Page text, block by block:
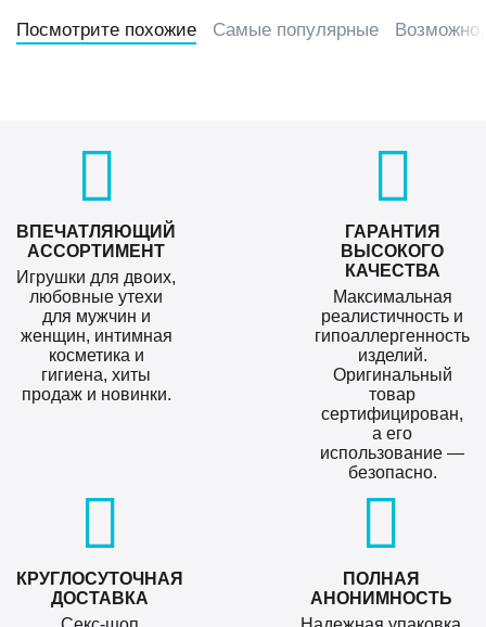
Посмотрите похожие Самые популярные Возможно,
ВПЕЧАТЛЯЮЩИЙ
АССОРТИМЕНТ
Игрушки для двоих,
любовные утехи
для мужчин и
женщин, интимная
косметика и
гигиена, хиты
продаж и новинки.
ГАРАНТИЯ
ВЫСОКОГО
КАЧЕСТВА
Максимальная
реалистичность и
гипоаллергенность
изделий.
Оригинальный
товар
сертифицирован,
а его
использование —
безопасно.
КРУГЛОСУТОЧНАЯ
ДОСТАВКА
ПОЛНАЯ
АНОНИМНОСТЬ